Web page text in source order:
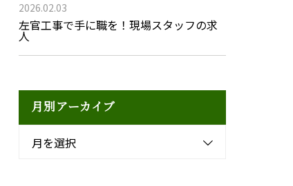
2026.02.03
左官工事で手に職を！現場スタッフの求
人
月別アーカイブ
月を選択